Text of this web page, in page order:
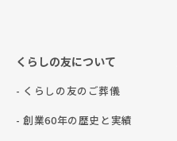
くらしの友について
- くらしの友のご葬儀
- 創業60年の歴史と実績